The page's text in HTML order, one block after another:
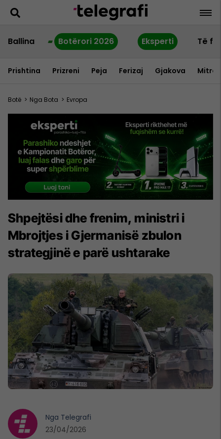
Ballina Botërori 2026 Eksperti Të
Prishtina Prizreni Peja Ferizaj Gjakova
Botë > Nga Bota > Evropa
Shpejtësi dhe frenim, ministri i
Mbrojtjes i Gjermanisë zbulon
strategjinë e parë ushtarake
Nga Telegrafi
23/04/2026